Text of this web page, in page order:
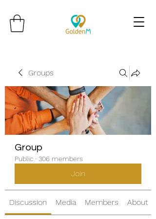
Groups
Group
Public · 306 members
Join
Discussion Media Members About